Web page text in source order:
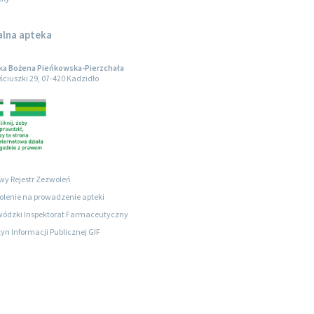
apteka
Bożena Pieńkowska-Pierzchała
29, 07-420 Kadzidło
Rejestr Zezwoleń
na prowadzenie apteki
Inspektorat Farmaceutyczny
Informacji Publicznej GIF